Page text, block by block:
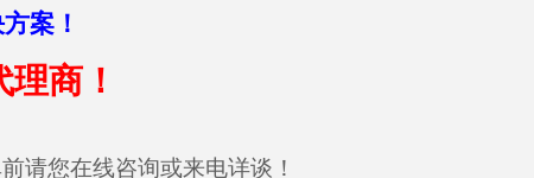
商！
您在线咨询或来电详谈！